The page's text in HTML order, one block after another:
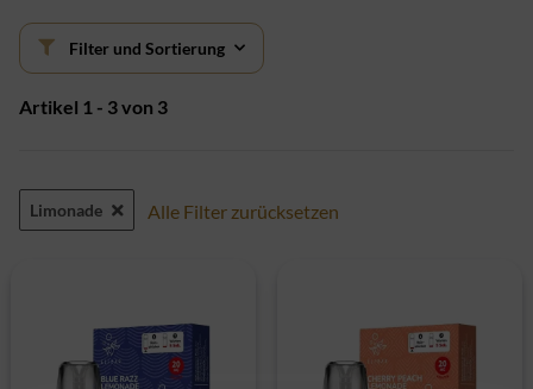
Filter und Sortierung
Artikel 1 - 3 von 3
Limonade Alle Filter zurücksetzen